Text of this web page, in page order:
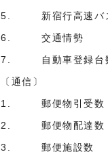
5. 新宿行高速バス
6. 交通情勢
7. 自動車登録台
〔通信〕
1. 郵便物引受数
2. 郵便物配達数
3. 郵便施設数